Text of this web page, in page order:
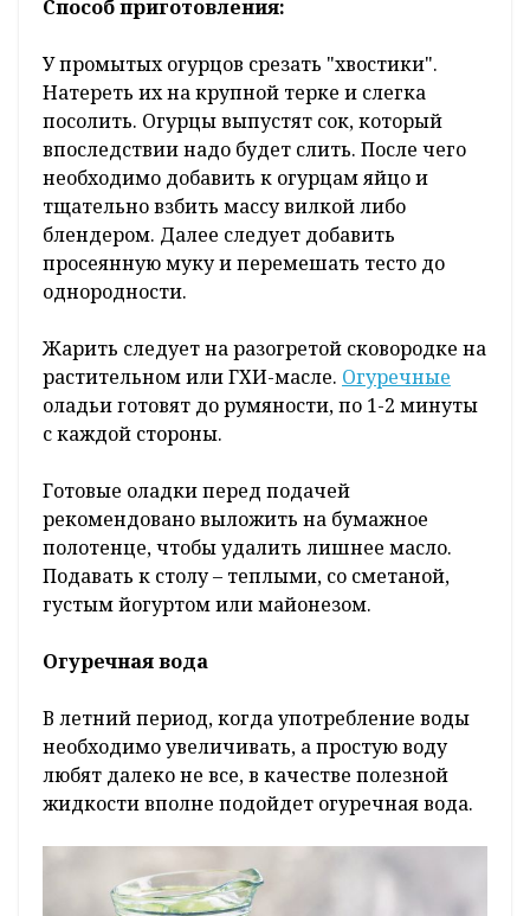
Способ приготовления:
У промытых огурцов срезать "хвостики".
Натереть их на крупной терке и слегка
посолить. Огурцы выпустят сок, который
впоследствии надо будет слить. После чего
необходимо добавить к огурцам яйцо и
тщательно взбить массу вилкой либо
блендером. Далее следует добавить
просеянную муку и перемешать тесто до
однородности.
Жарить следует на разогретой сковородке на
растительном или ГХИ-масле. Огуречные
оладьи готовят до румяности, по 1-2 минуты
с каждой стороны.
Готовые оладки перед подачей
рекомендовано выложить на бумажное
полотенце, чтобы удалить лишнее масло.
Подавать к столу – теплыми, со сметаной,
густым йогуртом или майонезом.
Огуречная вода
В летний период, когда употребление воды
необходимо увеличивать, а простую воду
любят далеко не все, в качестве полезной
жидкости вполне подойдет огуречная вода.